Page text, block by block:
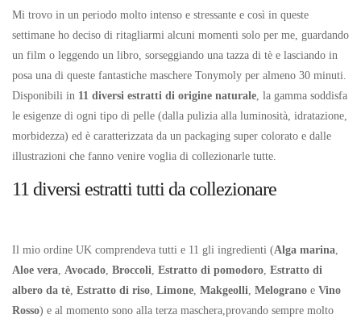
Mi trovo in un periodo molto intenso e stressante e così in queste
settimane ho deciso di ritagliarmi alcuni momenti solo per me, guardando
un film o leggendo un libro, sorseggiando una tazza di tè e lasciando in
posa una di queste fantastiche maschere Tonymoly per almeno 30 minuti.
Disponibili in 11 diversi estratti di origine naturale , la gamma soddisfa
le esigenze di ogni tipo di pelle (dalla pulizia alla luminosità, idratazione,
morbidezza) ed è caratterizzata da un packaging super colorato e dalle
illustrazioni che fanno venire voglia di collezionarle tutte.
11 diversi estratti tutti da collezionare
Il mio ordine UK comprendeva tutti e 11 gli ingredienti (Alga marina
Aloe vera
Avocado Broccoli Estratto di pomodoro Estratto di
albero da tè Estratto di riso Limone Makgeolli Melograno e Vino
Rosso) e al momento sono alla terza maschera,provando sempre molto